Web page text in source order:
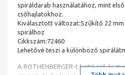
spiráldarab használatához, mint
csőhajlatokhoz.
Kiválasztott változat:Szűkítő 22
spirálhoz
Cikkszám:72460
Lehetővé teszi a különböző
A ROTHENBERGER-t hajtó erő és